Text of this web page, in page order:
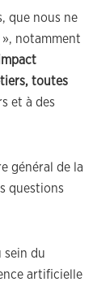
que nous ne
notamment
toutes
et à des
général de la
questions
du
artificielle